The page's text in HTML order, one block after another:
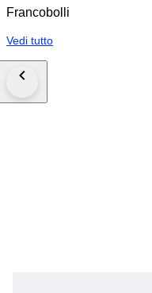
Francobolli
Vedi tutto